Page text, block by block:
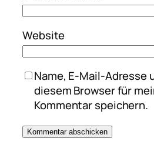
Website
Name, E-Mail-Adresse
diesem Browser für
Kommentar speichern.